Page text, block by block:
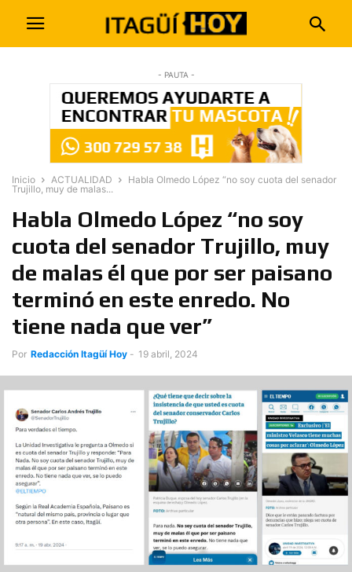
- PAUTA -
Inicio ACTUALIDAD
Habla Olmedo López “no soy cuota del senador
Trujillo, muy de malas...
Habla Olmedo López “no soy
cuota del senador Trujillo, muy
de malas él que por ser paisano
terminó en este enredo. No
tiene nada que ver”
Por Redacción Itagüí Hoy - 19 abril, 2024